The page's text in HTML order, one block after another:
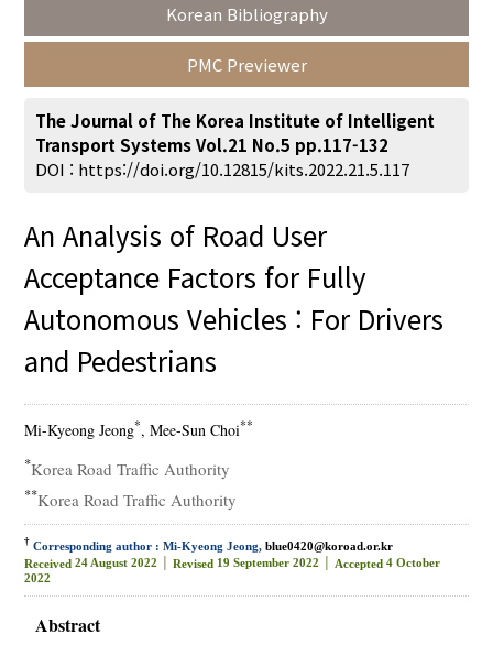
Search Advanced Search
Korean Bibliography
PMC Previewer
The Journal of The Korea Institute of Intelligent
Transport Systems Vol.21 No.5 pp.117-132
DOI : https://doi.org/10.12815/kits.2022.21.5.117
An Analysis of Road User
Acceptance Factors for Fully
Autonomous Vehicles : For Drivers
and Pedestrians
Mi-Kyeong Jeong*, Mee-Sun Choi**
*Korea Road Traffic Authority
**Korea Road Traffic Authority
† Corresponding author : Mi-Kyeong Jeong,blue0420@koroad.or.kr
Received 24 August 2022 │Revised 19 September 2022 │ Accepted 4 October
2022
Abstract